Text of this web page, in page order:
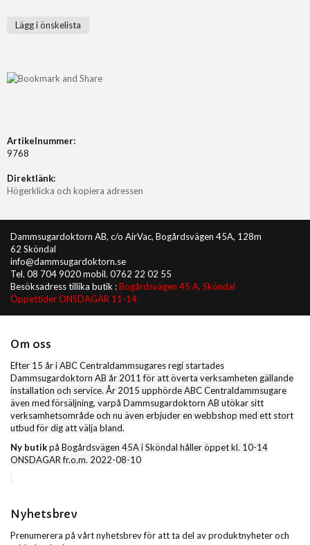
Lägg i önskelista
Artikelnummer:
9768
Direktlänk:
Högerklicka och kopiera adressen
Dammsugardoktorn AB, c/o AirVac, Bogårdsvägen 45A, 128m
62 Sköndal
info@dammsugardoktorn.se
Tel. 08 704 9020 mobil. 0762 22 02 55
Besöksadress tillika butik :Bogårdsvägen 45 A, Sköndal
Öppettider ONSDAGAR 11-14.
Om oss
Efter 15 år i ABC Centraldammsugares regi startades
Dammsugardoktorn AB år 2011 för att överta verksamheten gällande
installation och service. År 2015 upphörde ABC Centraldammsugare
även med försäljning, varpå Dammsugardoktorn AB utökar sitt
verksamhetsområde och nu även erbjuder en webbshop med ett stort
utbud för dig att välja bland.
Ny butikpå Bogårdsvägen 45A i Sköndal håller öppet kl. 10-14
ONSDAGAR fr.o.m. 2022-08-10
Nyhetsbrev
Prenumerera på vårt nyhetsbrev för att ta del av produktnyheter och